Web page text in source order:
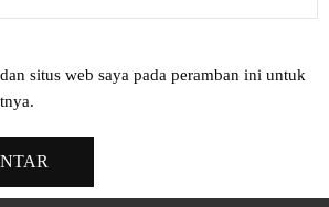
situs web saya pada peramban ini untuk